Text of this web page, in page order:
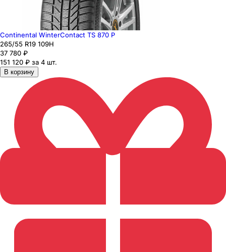
Continental WinterContact TS 870 P
265/55 R19 109H
37 780 ₽
151 120 ₽ за 4 шт.
В корзину